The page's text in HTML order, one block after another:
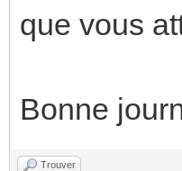
que vous
Bonne
Trouver